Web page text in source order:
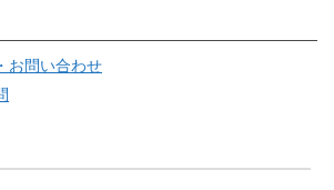
お問い合わせ